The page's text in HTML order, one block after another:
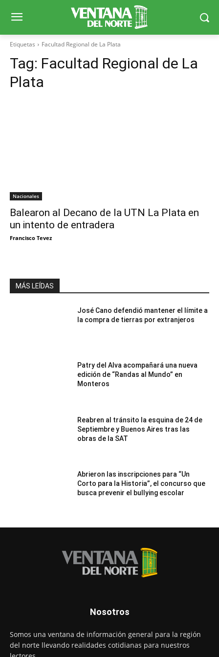
Etiquetas Facultad Regional de La Plata
Tag: Facultad Regional de La
Plata
Nacionales
Balearon al Decano de la UTN La Plata en
un intento de entradera
Francisco Tevez
MÁS LEÍDAS
José Cano defendió mantener el límite a
la compra de tierras por extranjeros
Patry del Alva acompañará una nueva
edición de “Randas al Mundo” en
Monteros
Reabren al tránsito la esquina de 24 de
Septiembre y Buenos Aires tras las
obras de la SAT
Abrieron las inscripciones para “Un
Corto para la Historia”, el concurso que
busca prevenir el bullying escolar
Nosotros
Somos una ventana de información general para la región
del norte llevando realidades cotidianas para nuestros